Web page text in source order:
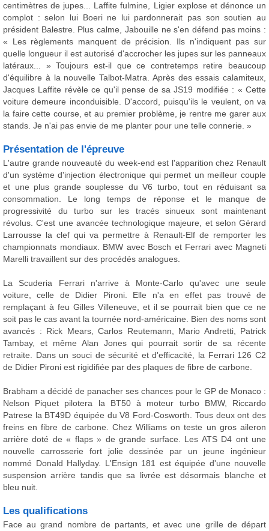
centimètres de jupes... Laffite fulmine, Ligier explose et dénonce un
complot : selon lui Boeri ne lui pardonnerait pas son soutien au
président Balestre. Plus calme, Jabouille ne s'en défend pas moins :
« Les règlements manquent de précision. Ils n'indiquent pas sur
quelle longueur il est autorisé d'accrocher les jupes sur les panneaux
latéraux... » Toujours est-il que ce contretemps retire beaucoup
d'équilibre à la nouvelle Talbot-Matra. Après des essais calamiteux,
Jacques Laffite révèle ce qu'il pense de sa JS19 modifiée : « Cette
voiture demeure inconduisible. D'accord, puisqu'ils le veulent, on va
la faire cette course, et au premier problème, je rentre me garer aux
stands. Je n'ai pas envie de me planter pour une telle connerie. »
Présentation de l'épreuve
L'autre grande nouveauté du week-end est l'apparition chez Renault
d'un système d'injection électronique qui permet un meilleur couple
et une plus grande souplesse du V6 turbo, tout en réduisant sa
consommation. Le long temps de réponse et le manque de
progressivité du turbo sur les tracés sinueux sont maintenant
révolus. C'est une avancée technologique majeure, et selon Gérard
Larrousse la clef qui va permettre à Renault-Elf de remporter les
championnats mondiaux. BMW avec Bosch et Ferrari avec Magneti
Marelli travaillent sur des procédés analogues.
La Scuderia Ferrari n'arrive à Monte-Carlo qu'avec une seule
voiture, celle de Didier Pironi. Elle n'a en effet pas trouvé de
remplaçant à feu Gilles Villeneuve, et il se pourrait bien que ce ne
soit pas le cas avant la tournée nord-américaine. Bien des noms sont
avancés : Rick Mears, Carlos Reutemann, Mario Andretti, Patrick
Tambay, et même Alan Jones qui pourrait sortir de sa récente
retraite. Dans un souci de sécurité et d'efficacité, la Ferrari 126 C2
de Didier Pironi est rigidifiée par des plaques de fibre de carbone.
Brabham a décidé de panacher ses chances pour le GP de Monaco :
Nelson Piquet pilotera la BT50 à moteur turbo BMW, Riccardo
Patrese la BT49D équipée du V8 Ford-Cosworth. Tous deux ont des
freins en fibre de carbone. Chez Williams on teste un gros aileron
arrière doté de « flaps » de grande surface. Les ATS D4 ont une
nouvelle carrosserie fort jolie dessinée par un jeune ingénieur
nommé Donald Hallyday. L'Ensign 181 est équipée d'une nouvelle
suspension arrière tandis que sa livrée est désormais blanche et
bleu nuit.
Les qualifications
Face au grand nombre de partants, et avec une grille de départ